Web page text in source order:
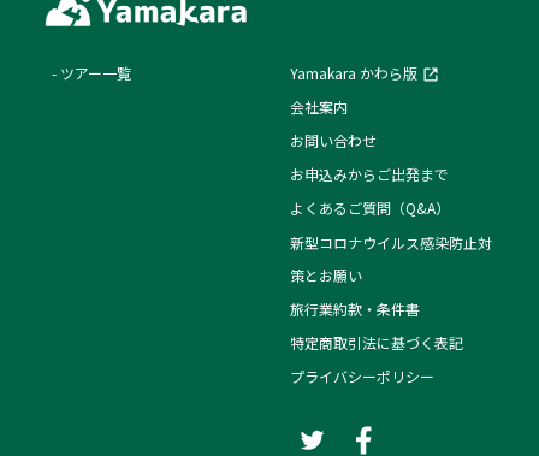
ツアー一覧
Yamakara かわら版
会社案内
お問い合わせ
お申込みからご出発まで
よくあるご質問（Q&A）
新型コロナウイルス感染防止対
策とお願い
旅行業約款・条件書
特定商取引法に基づく表記
プライバシーポリシー